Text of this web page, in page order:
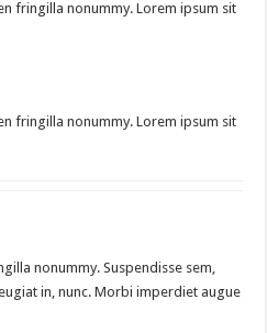
fringilla nonummy. Lorem ipsum sit
fringilla nonummy. Lorem ipsum sit
nonummy. Suspendisse sem,
in, nunc. Morbi imperdiet augue